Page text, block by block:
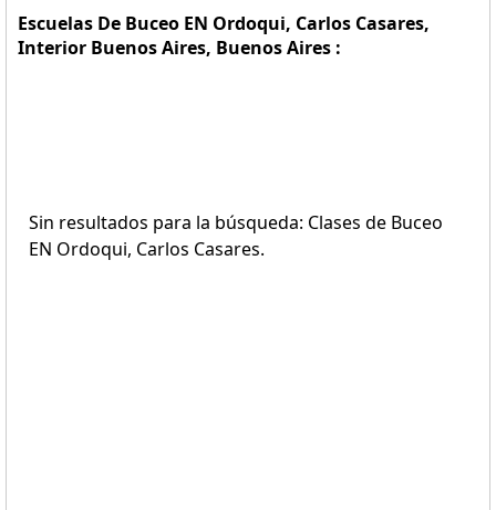
Escuelas De Buceo EN Ordoqui, Carlos Casares,
Interior Buenos Aires, Buenos Aires :
Sin resultados para la búsqueda: Clases de Buceo
EN Ordoqui, Carlos Casares.